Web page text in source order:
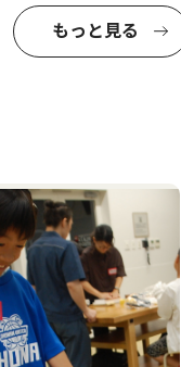
もっと見る